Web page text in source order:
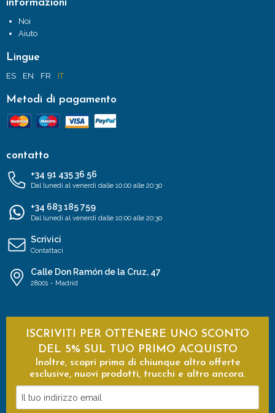
informazioni
Noi
Aiuto
Lingue
ES EN FR IT
Metodi di pagamento
contatto
+34 91 435 36 56
Dal lunedì al venerdì dalle 10:00 alle 20:30
+34 683 185 759
Dal lunedì al venerdì dalle 10:00 alle 20:30
Scrivici
Contattaci
Calle Don Ramón de la Cruz, 47
28001 - Madrid
ISCRIVITI PER OTTENERE UNO SCONTO
DEL 5% SUL TUO PRIMO ACQUISTO
Inoltre, scopri prima di chiunque altro offerte
esclusive, nuovi prodotti, trucchi e altro ancora.
tuo